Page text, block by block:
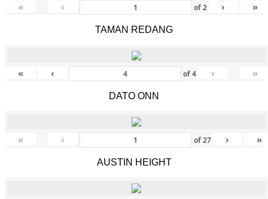
« ‹ of2 › »
TAMAN REDANG
« ‹ of4 › »
DATO ONN
« ‹ of27 › »
AUSTIN HEIGHT